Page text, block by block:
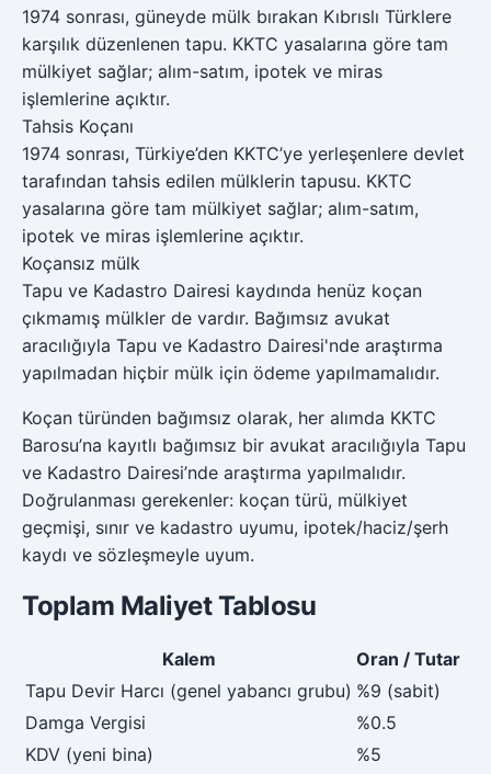
1974 sonrası, güneyde mülk bırakan Kıbrıslı Türklere
karşılık düzenlenen tapu. KKTC yasalarına göre tam
mülkiyet sağlar; alım-satım, ipotek ve miras
işlemlerine açıktır.
Tahsis Koçanı
1974 sonrası, Türkiye’den KKTC’ye yerleşenlere devlet
tarafından tahsis edilen mülklerin tapusu. KKTC
yasalarına göre tam mülkiyet sağlar; alım-satım,
ipotek ve miras işlemlerine açıktır.
Koçansız mülk
Tapu ve Kadastro Dairesi kaydında henüz koçan
çıkmamış mülkler de vardır. Bağımsız avukat
aracılığıyla Tapu ve Kadastro Dairesi'nde araştırma
yapılmadan hiçbir mülk için ödeme yapılmamalıdır.
Koçan türünden bağımsız olarak, her alımda KKTC
Barosu’na kayıtlı bağımsız bir avukat aracılığıyla Tapu
ve Kadastro Dairesi’nde araştırma yapılmalıdır.
Doğrulanması gerekenler: koçan türü, mülkiyet
geçmişi, sınır ve kadastro uyumu, ipotek/haciz/şerh
kaydı ve sözleşmeyle uyum.
Toplam Maliyet Tablosu
Kalem
Oran / Tutar
Tapu Devir Harcı (genel yabancı grubu) %9 (sabit)
Damga Vergisi
%0.5
KDV (yeni bina)
%5